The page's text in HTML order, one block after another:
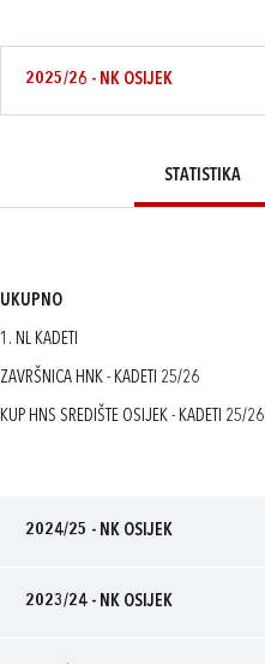
2025/26 - NK OSIJEK
STATISTIKA
UKUPNO
1. NL KADETI
ZAVRŠNICA HNK - KADETI 25/26
KUP HNS SREDIŠTE OSIJEK - KADETI 25/26
2024/25 - NK OSIJEK
2023/24 - NK OSIJEK